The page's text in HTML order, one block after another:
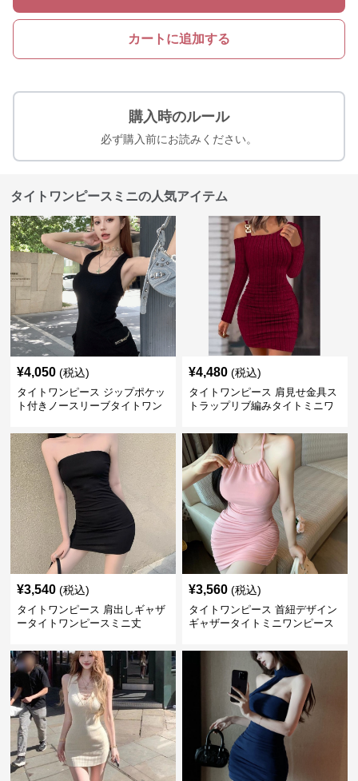
カートに追加する
購入時のルール
必ず購入前にお読みください。
タイトワンピースミニの人気アイテム
¥4,050 (税込)
タイトワンピース ジップポケッ
ト付きノースリーブタイトワン
¥4,480 (税込)
タイトワンピース 肩見せ金具ス
トラップリブ編みタイトミニワ
¥3,540 (税込)
タイトワンピース 肩出しギャザ
ータイトワンピースミニ丈
¥3,560 (税込)
タイトワンピース 首紐デザイン
ギャザータイトミニワンピース